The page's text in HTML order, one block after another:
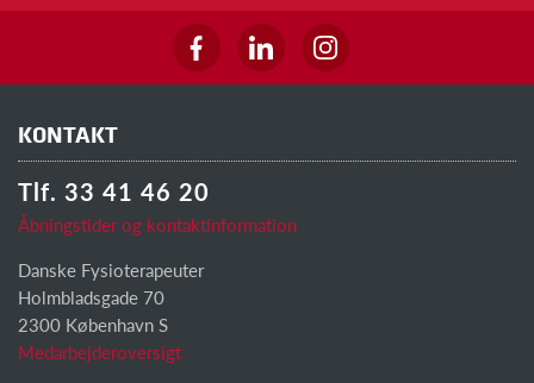
KONTAKT
Tlf. 33 41 46 20
Åbningstider og kontaktinformation
Danske Fysioterapeuter
Holmbladsgade 70
2300 København S
Medarbejderoversigt